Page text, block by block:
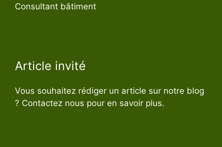
Consultant bâtiment
Article invité
Vous souhaitez rédiger un article sur notre blog
? Contactez nous pour en savoir plus.